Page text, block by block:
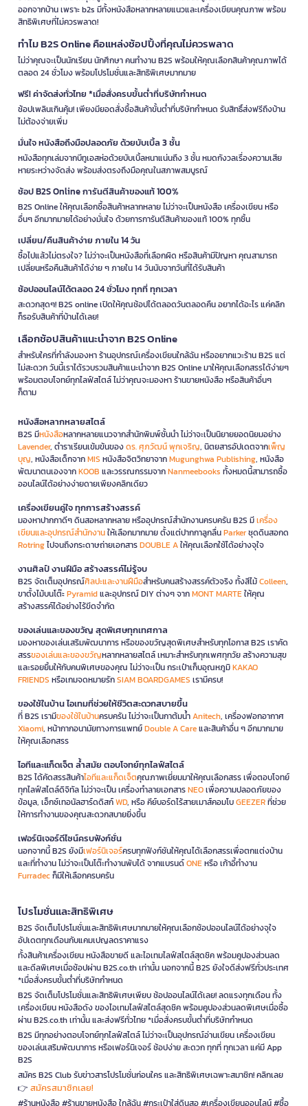
ออกจากบ้าน เพราะ b2s มีทั้งหนังสือหลากหลายแนวและเครื่องเขียนคุณภาพ พร้อม
สิทธิพิเศษที่ไม่ควรพลาด!
ทำไม B2S Online คือแหล่งช้อปปิ้งที่คุณไม่ควรพลาด
ไม่ว่าคุณจะเป็นนักเรียน นักศึกษา คนทำงาน B2S พร้อมให้คุณเลือกสินค้าคุณภาพได้
ตลอด 24 ชั่วโมง พร้อมโปรโมชั่นและสิทธิพิเศษมากมาย
ฟรี! ค่าจัดส่งทั่วไทย *เมื่อสั่งครบขั้นต่ำที่บริษัทกำหนด
ช้อปเพลินเกินคุ้ม! เพียงมียอดสั่งซื้อสินค้าขั้นต่ำที่บริษัทกำหนด รับสิทธิ์ส่งฟรีถึงบ้าน
ไม่ต้องจ่ายเพิ่ม
มั่นใจ หนังสือถึงมือปลอดภัย ด้วยบับเบิ้ล 3 ชั้น
หนังสือทุกเล่มจากบีทูเอสห่อด้วยบับเบิ้ลหนาแน่นถึง 3 ชั้น หมดกังวลเรื่องความเสีย
หายระหว่างจัดส่ง พร้อมส่งตรงถึงมือคุณในสภาพสมบูรณ์
ช้อป B2S Online การันตีสินค้าของแท้ 100%
B2S Online ให้คุณเลือกซื้อสินค้าหลากหลาย ไม่ว่าจะเป็นหนังสือ เครื่องเขียน หรือ
อื่นๆ อีกมากมายได้อย่างมั่นใจ ด้วยการการันตีสินค้าของแท้ 100% ทุกชิ้น
เปลี่ยน/คืนสินค้าง่าย ภายใน 14 วัน
ซื้อไปแล้วไม่ตรงใจ? ไม่ว่าจะเป็นหนังสือที่เลือกผิด หรือสินค้ามีปัญหา คุณสามารถ
เปลี่ยนหรือคืนสินค้าได้ง่าย ๆ ภายใน 14 วันนับจากวันที่ได้รับสินค้า
ช้อปออนไลน์ได้ตลอด 24 ชั่วโมง ทุกที่ ทุกเวลา
สะดวกสุดๆ! B2S online เปิดให้คุณช้อปได้ตลอดวันตลอดคืน อยากได้อะไร แค่คลิก
ก็รอรับสินค้าที่บ้านได้เลย!
เลือกช้อปสินค้าแนะนำจาก B2S Online
สำหรับใครที่กำลังมองหา ร้านอุปกรณ์เครื่องเขียนใกล้ฉัน หรืออยากแวะร้าน B2S แต่
ไม่สะดวก วันนี้เราได้รวบรวมสินค้าแนะนำจาก B2S Online มาให้คุณเลือกสรรได้ง่ายๆ
พร้อมตอบโจทย์ทุกไลฟ์สไตล์ ไม่ว่าคุณจะมองหา ร้านขายหนังสือ หรือสินค้าอื่นๆ
ก็ตาม
หนังสือหลากหลายสไตล์
B2S มีหนังสือหลากหลายแนวจากสำนักพิมพ์ชั้นนำ ไม่ว่าจะเป็นนิยายยอดนิยมอย่าง
Lavender, ตำราเรียนเข้มข้นของดร. ศุภวัฒน์ พุกเจริญ, นิตยสารอัปเดตจากเพ็ญ
บุญ, หนังสือเด็กจากMIS หนังสือจิตวิทยาจากMugunghwa Publishing, หนังสือ
พัฒนาตนเองจากKOOB และวรรณกรรมจากNanmeebooks ทั้งหมดนี้สามารถซื้อ
ออนไลน์ได้อย่างง่ายดายเพียงคลิกเดียว
เครื่องเขียนคู่ใจ ทุกการสร้างสรรค์
มองหาปากกาดีๆ ดินสอหลากหลาย หรืออุปกรณ์สำนักงานครบครัน B2S มีเครื่อง
เขียนและอุปกรณ์สำนักงานให้เลือกมากมาย ตั้งแต่ปากกาลูกลื่นParkerชุดดินสอกด
Rotringไปจนถึงกระดาษถ่ายเอกสารDOUBLE Aให้คุณเลือกใช้ได้อย่างจุใจ
งานศิลป์ งานฝีมือ สร้างสรรค์ไม่รู้จบ
B2S จัดเต็มอุปกรณ์ศิลปะและงานฝีมือสำหรับคนสร้างสรรค์ตัวจริง ทั้งสีไม้Colleen,
ขาตั้งไม้บนโต๊ะPyramidและอุปกรณ์ DIY ต่างๆ จากMONT MARTEให้คุณ
สร้างสรรค์ได้อย่างไร้ขีดจำกัด
ของเล่นและของขวัญ สุดพิเศษทุกเทศกาล
มองหาของเล่นเสริมพัฒนาการ หรือของขวัญสุดพิเศษสำหรับทุกโอกาส B2S เราคัด
สรรของเล่นและของขวัญหลากหลายสไตล์ เหมาะสำหรับทุกเพศทุกวัย สร้างความสุข
และรอยยิ้มให้กับคนพิเศษของคุณ ไม่ว่าจะเป็น กระเป๋าเก็บอุณหภูมิKAKAO
FRIENDS หรือเกมจดหมายรักSIAM BOARDGAMES เรามีครบ!
ของใช้ในบ้าน ไอเทมที่ช่วยให้ชีวิตสะดวกสบายขึ้น
ที่ B2S เรามีของใช้ในบ้านครบครัน ไม่ว่าจะเป็นกาต้มน้ำAnitech, เครื่องฟอกอากาศ
Xiaomi, หน้ากากอนามัยทางการแพทย์Double A Careและสินค้าอื่น ๆ อีกมากมาย
ให้คุณเลือกสรร
ไอทีและแก็ดเจ็ต ล้ำสมัย ตอบโจทย์ทุกไลฟ์สไตล์
B2S ได้คัดสรรสินค้าไอทีและแก็ดเจ็ตคุณภาพเยี่ยมมาให้คุณเลือกสรร เพื่อตอบโจทย์
ทุกไลฟ์สไตล์ดิจิทัล ไม่ว่าจะเป็น เครื่องทำลายเอกสารNEOเพื่อความปลอดภัยของ
ข้อมูล, เอ็กซ์เทอนัลฮาร์ดดิสก์WD, หรือ คีย์บอร์ดไร้สายเมาส์คอมโบGEEZERที่ช่วย
ให้การทำงานของคุณสะดวกสบายยิ่งขึ้น
เฟอร์นิเจอร์ดีไซน์ครบฟังก์ชั่น
นอกจากนี้ B2S ยังมีเฟอร์นิเจอร์ครบทุกฟังก์ชันให้คุณได้เลือกสรรเพื่อตกแต่งบ้าน
และที่ทำงาน ไม่ว่าจะเป็นโต๊ะทำงานพับได้ จากแบรนด์ONEหรือ เก้าอี้ทำงาน
Furradecก็มีให้เลือกครบครัน
โปรโมชั่นและสิทธิพิเศษ
B2S จัดเต็มโปรโมชั่นและสิทธิพิเศษมากมายให้คุณเลือกช้อปออนไลน์ได้อย่างจุใจ
อัปเดตทุกเดือนกับแคมเปญลดราคาแรง
ทั้งสินค้าเครื่องเขียน หนังสือขายดี และไอเทมไลฟ์สไตล์สุดชิค พร้อมคูปองส่วนลด
และดีลพิเศษเมื่อช้อปผ่าน B2S.co.th เท่านั้น นอกจากนี้ B2S ยังใจดีส่งฟรีทั่วประเทศ
*เมื่อสั่งครบขั้นต่ำที่บริษัทกำหนด
B2S จัดเต็มโปรโมชั่นและสิทธิพิเศษเพียบ ช้อปออนไลน์ได้เลย! ลดแรงทุกเดือน ทั้ง
เครื่องเขียน หนังสือดัง ของไอเทมไลฟ์สไตล์สุดชิค พร้อมคูปองส่วนลดพิเศษเมื่อซื้อ
ผ่าน B2S.co.th เท่านั้น และส่งฟรีทั่วไทย *เมื่อสั่งครบขั้นต่ำที่บริษัทกำหนด
B2S มีทุกอย่างตอบโจทย์ทุกไลฟ์สไตล์ ไม่ว่าจะเป็นอุปกรณ์อ่านเขียน เครื่องเขียน
ของเล่นเสริมพัฒนาการ หรือเฟอร์นิเจอร์ ช้อปง่าย สะดวก ทุกที่ ทุกเวลา แค่มี App
B2S
สมัคร B2S Club รับข่าวสารโปรโมชั่นก่อนใคร และสิทธิพิเศษเฉพาะสมาชิก! คลิกเลย
👉 สมัครสมาชิกเลย!
#ร้านหนังสือ #ร้านขายหนังสือ ใกล้ฉัน #กระเป๋าใส่ดินสอ #เครื่องเขียนออนไลน์ #ซื้อ